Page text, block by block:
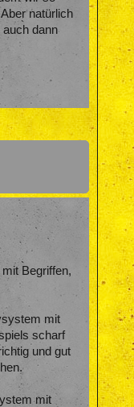
natürlich
dann
Begriffen,
mit
scharf
und gut
mit